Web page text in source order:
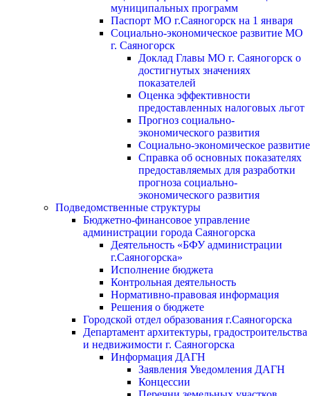
муниципальных программ
Паспорт МО г.Саяногорск на 1 января
Социально-экономическое развитие МО
г. Саяногорск
Доклад Главы МО г. Саяногорск о
достигнутых значениях
показателей
Оценка эффективности
предоставленных налоговых льгот
Прогноз социально-
экономического развития
Социально-экономическое развитие
Справка об основных показателях
предоставляемых для разработки
прогноза социально-
экономического развития
Подведомственные структуры
Бюджетно-финансовое управление
администрации города Саяногорска
Деятельность «БФУ администрации
г.Саяногорска»
Исполнение бюджета
Контрольная деятельность
Нормативно-правовая информация
Решения о бюджете
Городской отдел образования г.Саяногорска
Департамент архитектуры, градостроительства
и недвижимости г. Саяногорска
Информация ДАГН
Заявления Уведомления ДАГН
Концессии